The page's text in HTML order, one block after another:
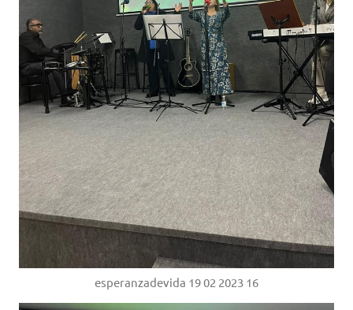
esperanzadevida 19 02 2023 16